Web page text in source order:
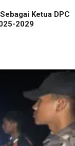
Ketua DPC
2029